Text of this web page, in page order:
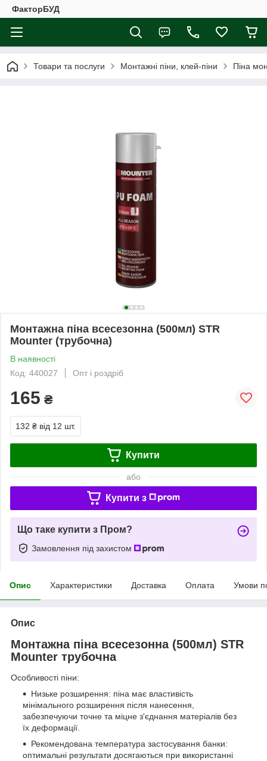
ФакторБУД
Товари та послуги Монтажні піни, клей-піни Піна
Монтажна піна всесезонна (500мл) STR
Mounter (трубочна)
В наявності
Код: 440027
Опт і роздріб
165 ₴
132 ₴ від 12 шт.
Купити
або
Купити з
Що таке купити з Пром?
Замовлення під захистом
Опис Характеристики Доставка Оплата Умови
Опис
Монтажна піна всесезонна (500мл) STR
Mounter трубочна
Особливості піни:
Низьке розширення: піна має властивість
мінімального розширення після нанесення,
забезпечуючи точне та міцне з'єднання матеріалів без
їх деформації.
Рекомендована температура застосування банки:
оптимальні результати досягаються при використанні